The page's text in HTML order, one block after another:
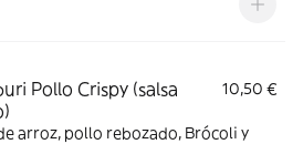
Pollo Crispy (salsa
10,50 €
arroz, pollo rebozado, Brócoli y